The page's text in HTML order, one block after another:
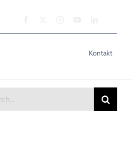
Kontakt